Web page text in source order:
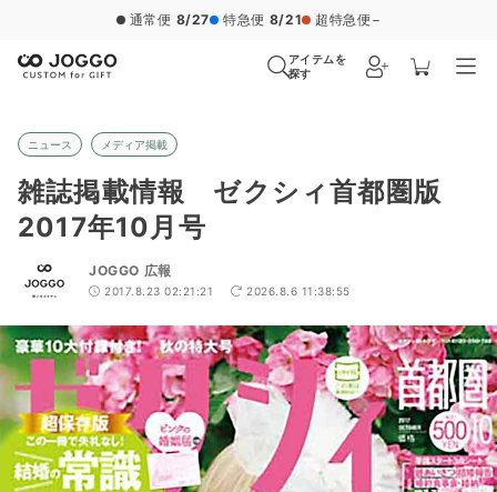
通常便 8/27 特急便 8/21 超特急便 −
アイテムを
探す
ニュース メディア掲載
雑誌掲載情報 ゼクシィ首都圏版
2017年10月号
JOGGO 広報
2017.8.23 02:21:21 2026.8.6 11:38:55